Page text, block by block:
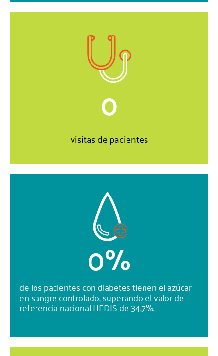
visitas de pacientes
0
de los pacientes con diabetes tienen el azúcar
en sangre controlado, superando el valor de
referencia nacional HEDIS de 34,7%.
0%